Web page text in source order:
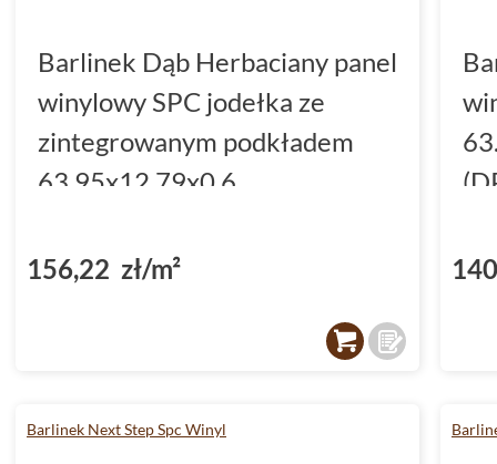
Barlinek Dąb Herbaciany panel
winylowy SPC jodełka ze
zintegrowanym podkładem
63.95x12.79x0.6
156,22 zł/m²
Barlinek Next Step Spc Winyl